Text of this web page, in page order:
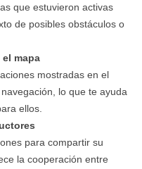
que estuvieron activas
de posibles obstáculos o
mapa
mostradas en el
lo que te ayuda
ellos.
para compartir su
la cooperación entre